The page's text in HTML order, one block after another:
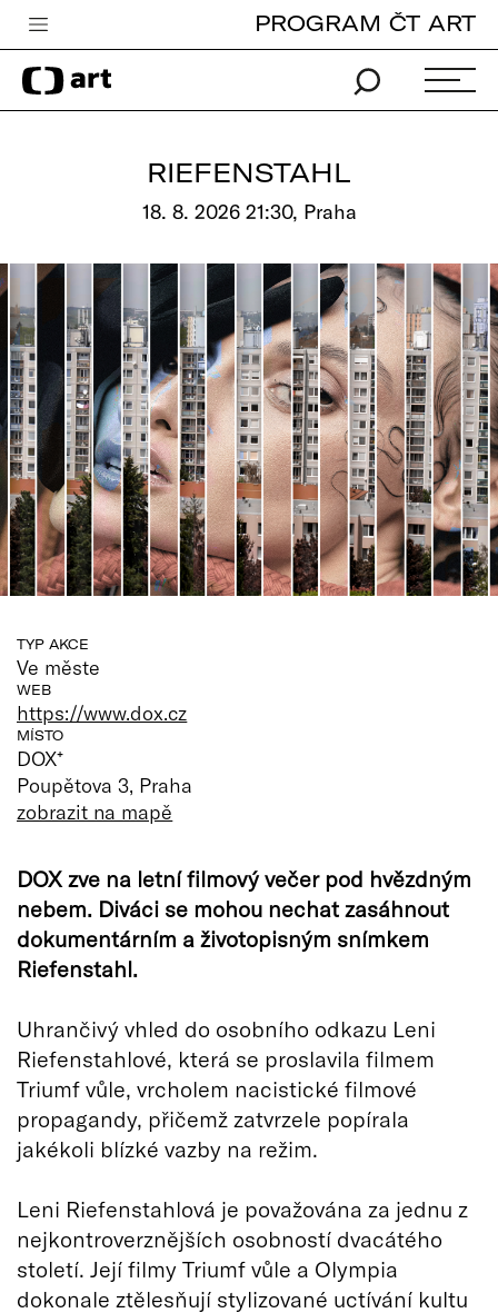
Česká televize
Zpravodajství
Pro děti
edu
Vše o ČT
PROGRAM ČT ART
RIEFENSTAHL
18. 8. 2026 21:30, Praha
TYP AKCE
Ve měste
WEB
https://www.dox.cz
MÍSTO
DOX⁺
Poupětova 3, Praha
zobrazit na mapě
DOX zve na letní filmový večer pod hvězdným
nebem. Diváci se mohou nechat zasáhnout
dokumentárním a životopisným snímkem
Riefenstahl.
Uhrančivý vhled do osobního odkazu Leni
Riefenstahlové, která se proslavila filmem
Triumf vůle, vrcholem nacistické filmové
propagandy, přičemž zatvrzele popírala
jakékoli blízké vazby na režim.
Leni Riefenstahlová je považována za jednu z
nejkontroverznějších osobností dvacátého
století. Její filmy Triumf vůle a Olympia
dokonale ztělesňují stylizované uctívání kultu